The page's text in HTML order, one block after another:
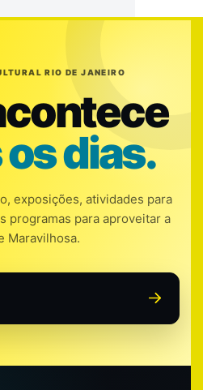
RIO DE JANEIRO
dias.
exposições, atividades para
programas para aproveitar a
Maravilhosa.